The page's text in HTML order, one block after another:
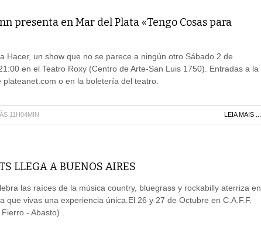
presenta en Mar del Plata «Tengo Cosas para
Hacer, un show que no se parece a ningún otro Sábado 2 de
en el Teatro Roxy (Centro de Arte-San Luis 1750). Entradas a la
plateanet.com o en la boletería del teatro.
11H04MIN LEIA MAIS ...
LLEGA A BUENOS AIRES
las raíces de la música country, bluegrass y rockabilly aterriza en
que vivas una experiencia única.El 26 y 27 de Octubre en C.A.F.F.
- Abasto) .